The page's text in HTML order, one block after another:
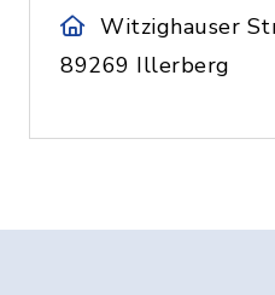
Witzighauser
89269 Illerberg